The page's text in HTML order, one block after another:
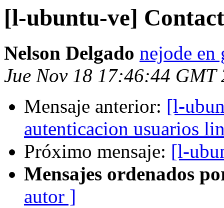
[l-ubuntu-ve]
Nelson Delgado nejode en
Jue Nov 18 17:46:44 GMT
Mensaje anterior: [l-
autenticacion usuarios
Próximo mensaje: [l-
Mensajes ordenados
autor ]